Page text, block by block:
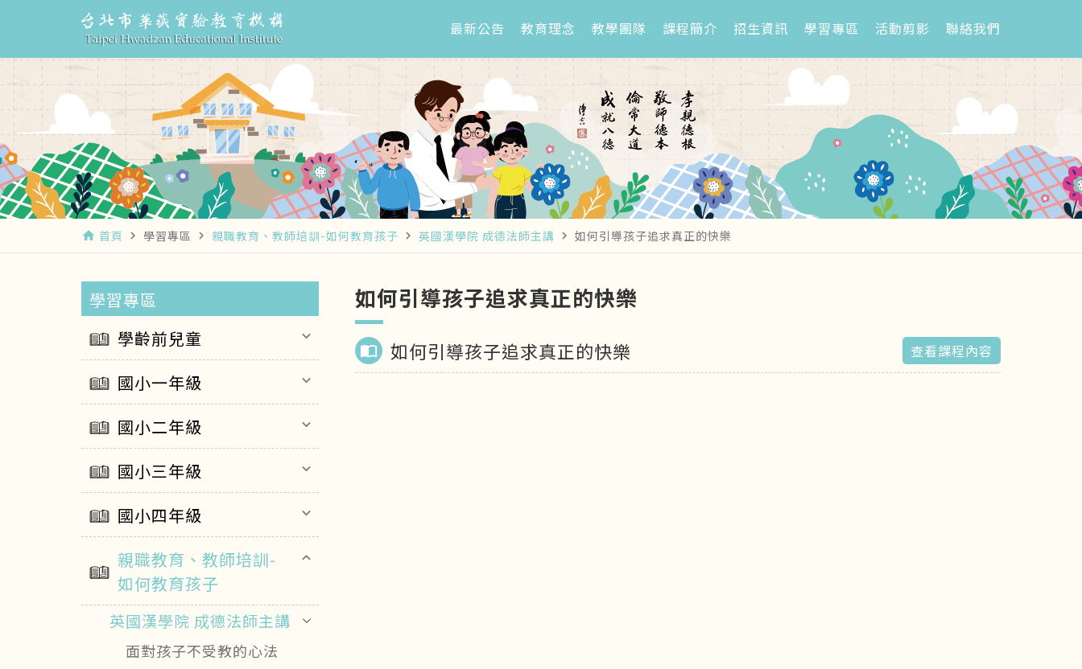
最新公告 教育理念 教學團隊 課程簡介 招生資訊 學習專區 活動剪影 聯絡我們
home 首頁 navigate_next 學習專區 navigate_next 親職教育、教師培訓-如何教育孩子 navigate_next 英國漢學院 成德法師主講 navigate_next 如何引導孩子追求真正的快樂
學習專區
學齡前兒童
keyboard_arrow_down
國小一年級 keyboard_arrow_down
國小二年級 keyboard_arrow_down
國小三年級 keyboard_arrow_down
國小四年級 keyboard_arrow_down
親職教育、教師培訓-
如何教育孩子
keyboard_arrow_up
英國漢學院 成德法師主講
面對孩子不受教的心法
如何引導孩子追求真正的快樂
import_contacts 如何引導孩子追求真正的快樂 查看課程內容